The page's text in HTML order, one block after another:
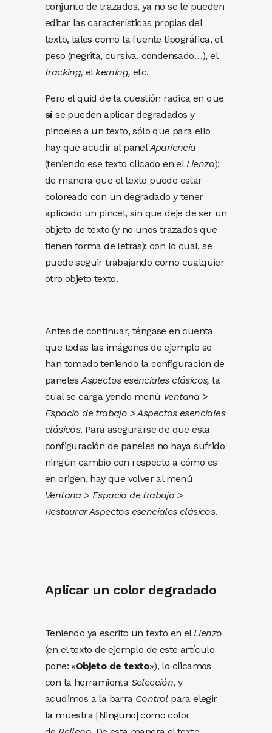
conjunto de trazados, ya no se le pueden
editar las características propias del
texto, tales como la fuente tipográfica, el
peso (negrita, cursiva, condensado…), el
tracking, elkerning, etc.
Pero el quid de la cuestión radica en que
síse pueden aplicar degradados y
pinceles a un texto, sólo que para ello
hay que acudir al panelApariencia
(teniendo ese texto clicado en elLienzo);
de manera que el texto puede estar
coloreado con un degradado y tener
aplicado un pincel, sin que deje de ser un
objeto de texto (y no unos trazados que
tienen forma de letras); con lo cual, se
puede seguir trabajando como cualquier
otro objeto texto.
Antes de continuar, téngase en cuenta
que todas las imágenes de ejemplo se
han tomado teniendo la configuración de
panelesAspectos esenciales clásicos, la
cual se carga yendo menú Ventana >
Espacio de trabajo > Aspectos esenciales
clásicos. Para asegurarse de que esta
configuración de paneles no haya sufrido
ningún cambio con respecto a cómo es
en origen, hay que volver al menú
Ventana > Espacio de trabajo >
Restaurar Aspectos esenciales clásicos.
Aplicar un color degradado
Teniendo ya escrito un texto en elLienzo
(en el texto de ejemplo de este artículo
pone: «Objeto de texto»), lo clicamos
con la herramienta Selección, y
acudimos a la barra Controlpara elegir
la muestra [Ninguno] como color